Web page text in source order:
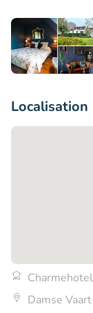
Localisation
Damse